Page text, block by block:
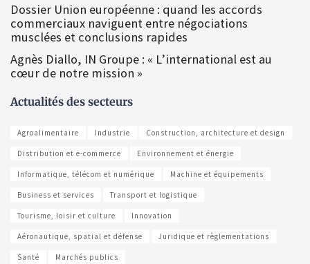
Dossier Union européenne : quand les accords
commerciaux naviguent entre négociations
musclées et conclusions rapides
Agnès Diallo, IN Groupe : « L’international est au
cœur de notre mission »
Actualités des secteurs
Agroalimentaire Industrie Construction, architecture et design
Distribution et e-commerce Environnement et énergie
Informatique, télécom et numérique Machine et équipements
Business et services Transport et logistique
Tourisme, loisir et culture Innovation
Aéronautique, spatial et défense Juridique et règlementations
Santé Marchés publics